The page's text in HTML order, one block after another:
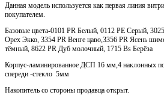
Данная модель используется как первая линия
покупателем.
Базовые цвета-0101 PR Белый, 0112 PE Серый,
Орех Экко, 3354 PR Венге цаво,3356 PR Ясень
тёмный, 8622 PR Дуб молочный, 1715 Bs Берёза
Корпус-ламинированное ДСП 16 мм,4 наклонных
спереди -стекло 5мм
Накопитель со стороны продавца открыт.